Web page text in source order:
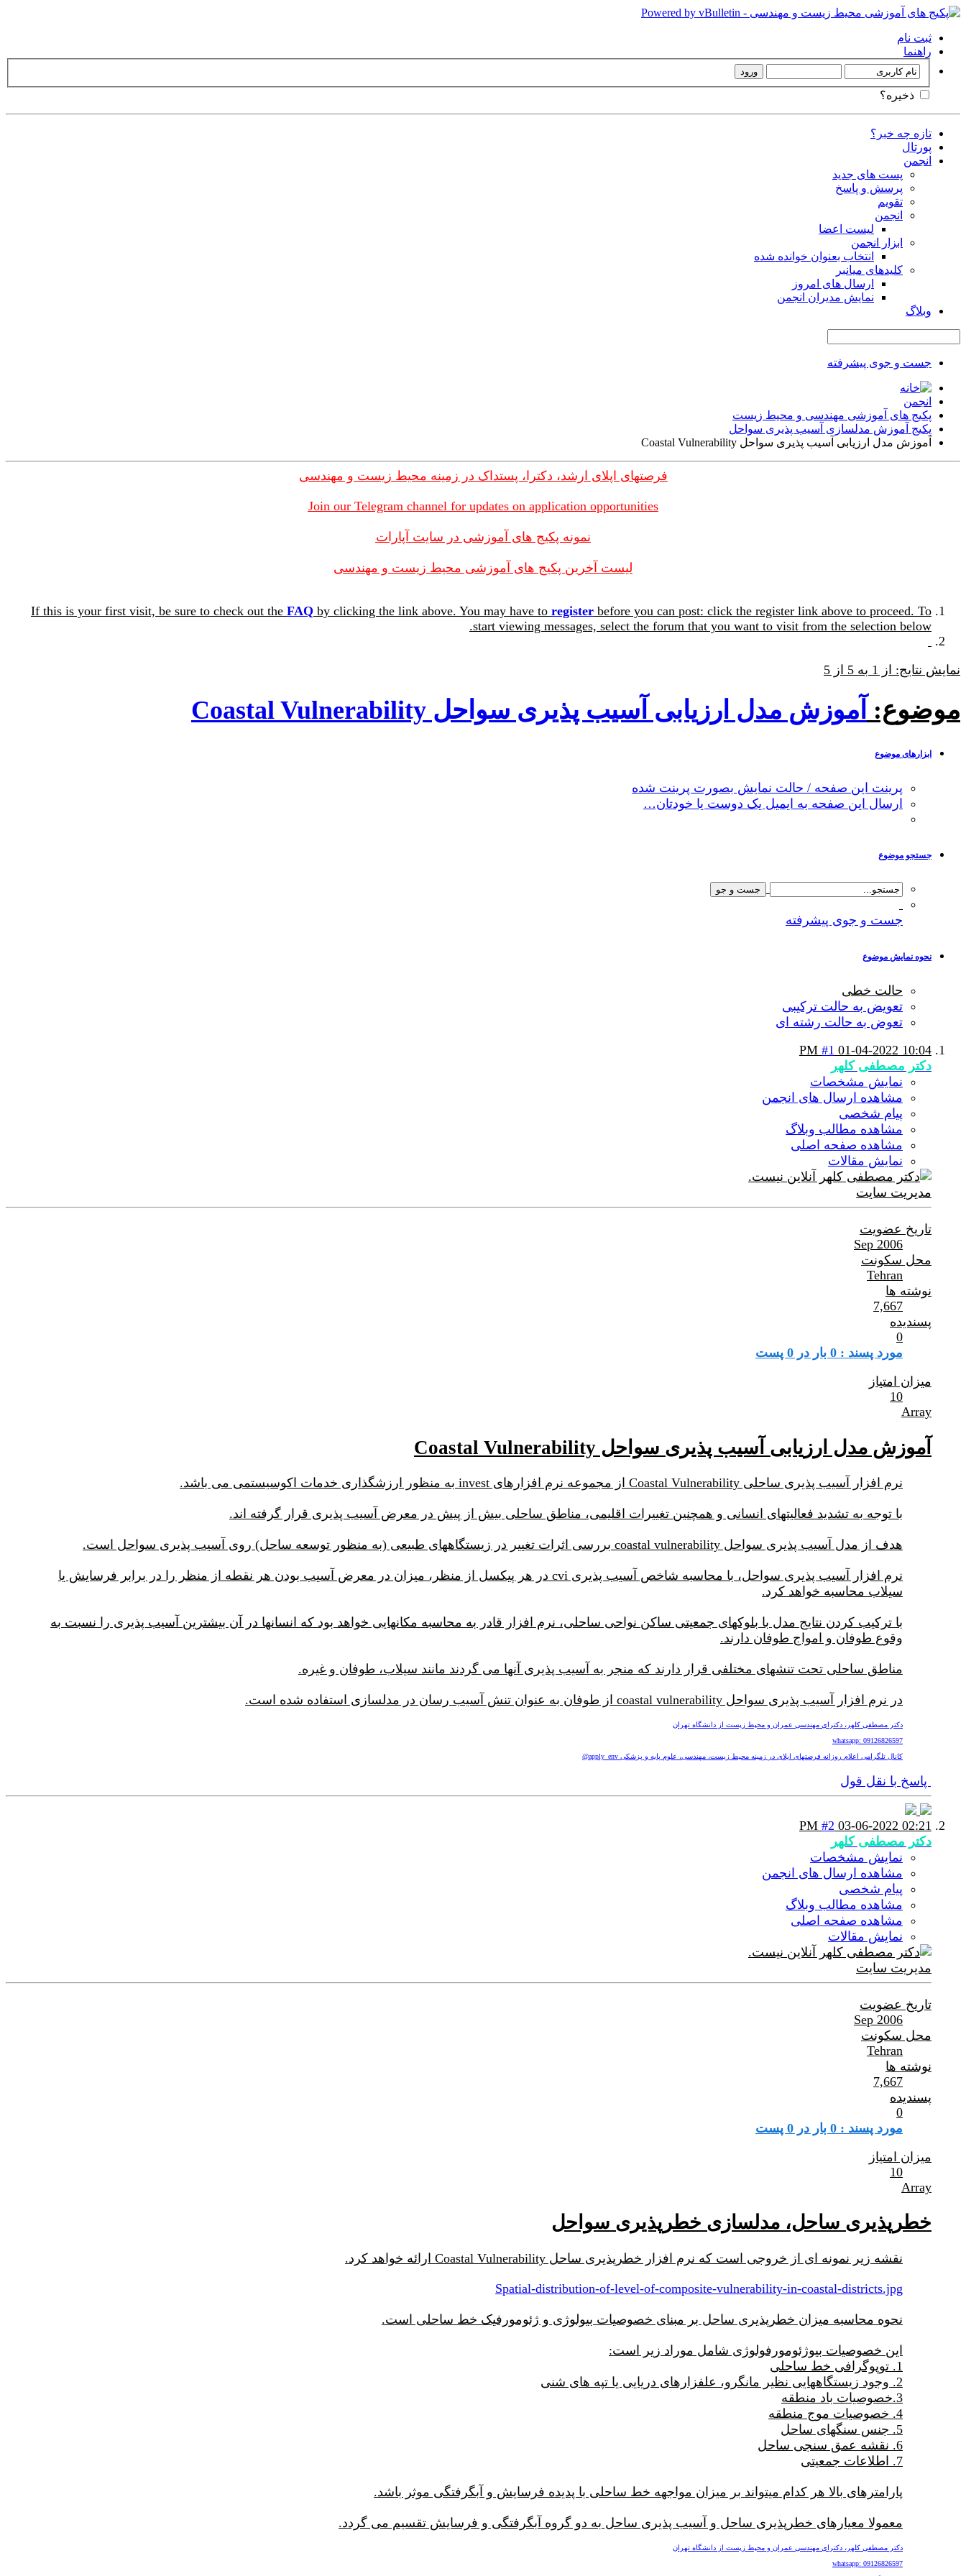
ثبت نام
راهنما
ذخیره؟
تازه چه خبر؟
پورتال
انجمن
پست های جدید
پرسش و پاسخ
تقویم
انجمن
لیست اعضا
ابزار انجمن
انتخاب بعنوان خوانده شده
کلیدهای میانبر
ارسال های امروز
نمایش مدیران انجمن
وبلاگ
جست و جوی پیشرفته
انجمن
پکیج های آموزشی مهندسی و محیط زیست
پکیج آموزش مدلسازی آسیب پذیری سواحل
آموزش مدل ارزیابی آسیب پذیری سواحل Coastal Vulnerability
فرصتهای اپلای ارشد، دکترا، پستداک در زمینه محیط زیست و مهندسی
Join our Telegram channel for updates on application opportunities
نمونه پکیج های آموزشی در سایت آپارات
لیست آخرین پکیج های آموزشی محیط زیست و مهندسی
If this is your first visit, be sure to check out the FAQ by clicking the link above. You may have to register before you can post: click the register link above to proceed. To
start viewing messages, select the forum that you want to visit from the selection below.
نمایش نتایج: از 1 به 5 از 5
موضوع: آموزش مدل ارزیابی آسیب پذیری سواحل Coastal Vulnerability
ابزارهای موضوع
پرینت این صفحه / حالت نمایش بصورت پرینت شده
ارسال این صفحه به ایمیل یک دوست یا خودتان…
جستجو موضوع
جست و جوی پیشرفته
نحوه نمایش موضوع
حالت خطی
تعویض به حالت ترکیبی
تعوض به حالت رشته ای
01-04-2022 10:04 PM
#1
دکتر مصطفی کلهر
نمایش مشخصات
مشاهده ارسال های انجمن
پیام شخصی
مشاهده مطالب وبلاگ
مشاهده صفحه اصلی
نمایش مقالات
مدیریت سایت
تاریخ عضویت
Sep 2006
محل سکونت
Tehran
نوشته ها
7,667
پسندیده
0
مورد پسند : 0 بار در 0 پست
میزان امتیاز
10
Array
آموزش مدل ارزیابی آسیب پذیری سواحل Coastal Vulnerability
نرم افزار آسیب پذیری ساحلی Coastal Vulnerability از مجموعه نرم افزارهای invest به منظور ارزشگذاری خدمات اکوسیستمی می باشد.
با توجه به تشدید فعالیتهای انسانی و همچنین تغییرات اقلیمی، مناطق ساحلی بیش از پیش در معرض آسیب پذیری قرار گرفته اند.
هدف از مدل آسیب پذیری سواحل coastal vulnerability بررسی اثرات تغییر در زیستگاههای طبیعی (به منظور توسعه ساحل) روی آسیب پذیری سواحل است.
نرم افزار آسیب پذیری سواحل، با محاسبه شاخص آسیب پذیری cvi در هر پیکسل از منظر، میزان در معرض آسیب بودن هر نقطه از منظر را در برابر فرسایش یا
سیلاب محاسبه خواهد کرد.
با ترکیب کردن نتایج مدل با بلوکهای جمعیتی ساکن نواحی ساحلی، نرم افزار قادر به محاسبه مکانهایی خواهد بود که انسانها در آن بیشترین آسیب پذیری را نسبت به
وقوع طوفان و امواج طوفان دارند.
مناطق ساحلی تحت تنشهای مختلفی قرار دارند که منجر به آسیب پذیری آنها می گردند مانند سیلاب، طوفان و غیره.
در نرم افزار آسیب پذیری سواحل coastal vulnerability از طوفان به عنوان تنش آسیب رسان در مدلسازی استفاده شده است.
دکتر مصطفی کلهر، دکترای مهندسی عمران و محیط زیست از دانشگاه تهران
whatsapp: 09126826597
کانال تلگرامی اعلام روزانه فرصتهای اپلای در زمینه محیط زیست، مهندسی، علوم پایه و پزشکی apply_env@
پاسخ با نقل قول
03-06-2022 02:21 PM
#2
دکتر مصطفی کلهر
نمایش مشخصات
مشاهده ارسال های انجمن
پیام شخصی
مشاهده مطالب وبلاگ
مشاهده صفحه اصلی
نمایش مقالات
مدیریت سایت
تاریخ عضویت
Sep 2006
محل سکونت
Tehran
نوشته ها
7,667
پسندیده
0
مورد پسند : 0 بار در 0 پست
میزان امتیاز
10
Array
خطرپذیری ساحل، مدلسازی خطرپذیری سواحل
نقشه زیر نمونه ای از خروجی است که نرم افزار خطرپذیری ساحل Coastal Vulnerability ارائه خواهد کرد.
Spatial-distribution-of-level-of-composite-vulnerability-in-coastal-districts.jpg
نحوه محاسبه میزان خطرپذیری ساحل بر مبنای خصوصیات بیولوژی و ژئومورفیک خط ساحلی است.
این خصوصیات بیوژئومورفولوژی شامل موراد زیر است:
1. توپوگرافی خط ساحلی
2. وجود زیستگاههایی نظیر مانگرو، علفزارهای دریایی یا تپه های شنی
3.خصوصیات باد منطقه
4. خصوصیات موج منطقه
5. جنس سنگهای ساحل
6. نقشه عمق سنجی ساحل
7. اطلاعات جمعیتی
پارامترهای بالا هر کدام میتواند بر میزان مواجهه خط ساحلی با پدیده فرسایش و آبگرفتگی موثر باشد.
معمولا معیارهای خطرپذیری ساحل و آسیب پذیری ساحل به دو گروه آبگرفتگی و فرسایش تقسیم می گردد.
دکتر مصطفی کلهر، دکترای مهندسی عمران و محیط زیست از دانشگاه تهران
whatsapp: 09126826597